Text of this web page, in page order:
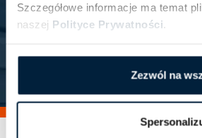
Szczegółowe informacje ma temat
naszej Polityce Prywatności
Zezwól na
Follow me! spółka z ograniczoną
prywatności zamieszczonątutaj.